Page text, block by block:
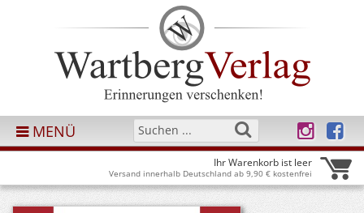
MENÜ
Ihr Warenkorb ist leer
Versand innerhalb Deutschland ab 9,90 € kostenfrei